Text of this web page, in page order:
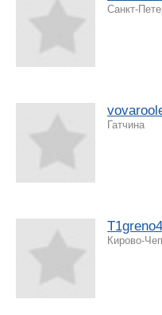
Санкт-
Гатчина
Кирово-